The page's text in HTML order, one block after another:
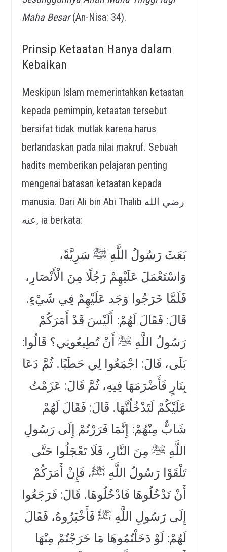
Maha Besar(An-Nisa: 34).
Prinsip Ketaatan Hanya dalam
Kebaikan
Meskipun Islam memerintahkan ketaatan
kepada pemimpin, ketaatan tersebut
bersifat tidak mutlak karena harus
berlandaskan pada nilai makruf. Sebuah
hadits memberikan pelajaran penting
mengenai batasan ketaatan kepada
manusia. Dari Ali bin Abi Thalib رضي الله
عنه, ia berkata:
بَعَثَ رَسُولُ اللَّهِ ﷺ سَرِيَّةً،
وَاسْتَعْمَلَ عَلَيْهِمْ رَجُلًا مِنَ الْأَنْصَارِ،
فَلَمَّا خَرَجُوا وَجَد عَلَيْهِمْ فِي شَيْءٍ.
قَالَ: فَقَالَ لَهُمْ: أَلَيْسَ قَدْ أَمَرَكُمْ
رَسُولُ اللَّهِ ﷺ أَنْ تُطِيعُونِي؟ قَالُوا:
بَلَى، قَالَ: اجْمَعُوا لِي حَطَبًا. ثُمَّ دَعَا
بِنَارٍ فَأَضْرَمَهَا فِيهِ، ثُمَّ قَالَ: عَزَمْتُ
عَلَيْكُمْ لَتَدْخُلُنَّهَا. قَالَ: فَقَالَ لَهُمْ
شَابٌّ مِنْهُمْ: إِنَّمَا فَرَرْتُمْ إِلَى رَسُولِ
اللَّهِ ﷺ مِنَ النَّارِ، فَلَا تَعْجَلُوا حَتَّى
تَلْقَوْا رَسُولُ اللَّهِ ﷺ، فَإِنْ أَمَرَكُمْ
أَنْ تَدْخُلُوهَا فَادْخُلُوهَا. قَالَ: فَرَجَعُوا
إِلَى رَسُولِ اللَّهِ ﷺ فَأَخْبَرُوهُ، فَقَالَ
لَهُمْ: لَوْ دَخَلْتُمُوهَا مَا خَرَجْتُمْ مِنْهَا